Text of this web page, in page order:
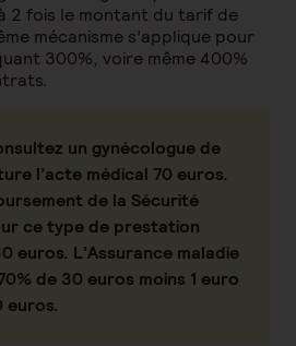
2 fois le montant du tarif de
mécanisme s’applique pour
300%, voire même 400%
un gynécologue de
l’acte médical 70 euros.
de la Sécurité
ce type de prestation
euros. L’Assurance maladie
de 30 euros moins 1 euro